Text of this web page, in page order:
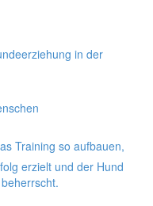
in der
Training so aufbauen,
erzielt und der Hund